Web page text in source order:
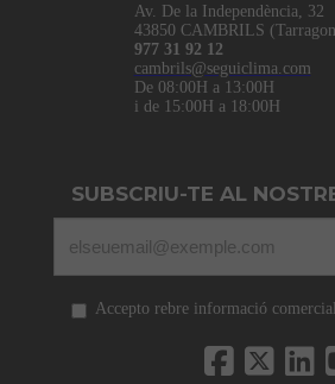
Av. De la Independència, 32
43850 CAMBRILS
977 31 92 12
cambrils@seguiclima.com
De 08:00H a 13:00H
i de 15:00H a 18:00H
SUBSCRIU-TE AL
Accepto rebre informació comercial